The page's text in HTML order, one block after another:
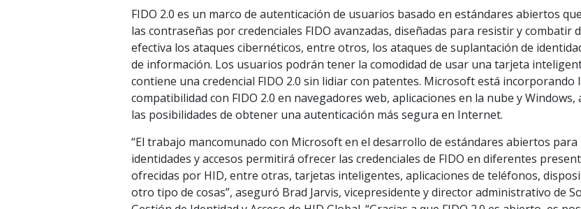
FIDO 2.0 es un marco de autenticación de usuarios basado en estándares abiertos
las contraseñas por credenciales FIDO avanzadas, diseñadas para resistir y combatir
efectiva los ataques cibernéticos, entre otros, los ataques de suplantación de
de información. Los usuarios podrán tener la comodidad de usar una tarjeta
contiene una credencial FIDO 2.0 sin lidiar con patentes. Microsoft está incorporando
compatibilidad con FIDO 2.0 en navegadores web, aplicaciones en la nube y Windows,
las posibilidades de obtener una autenticación más segura en Internet.
“El trabajo mancomunado con Microsoft en el desarrollo de estándares abiertos para
identidades y accesos permitirá ofrecer las credenciales de FIDO en diferentes
ofrecidas por HID, entre otras, tarjetas inteligentes, aplicaciones de teléfonos,
otro tipo de cosas”, aseguró Brad Jarvis, vicepresidente y director administrativo de